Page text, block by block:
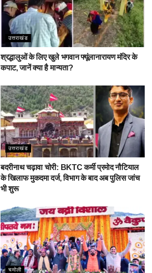
उत्तराखंड
श्रद्धालुओं के लिए खुले भगवान फ्यूंलानारायण मंदिर के
कपाट, जानें क्या है मान्यता?
उत्तराखंड
बदरीनाथ चढ़ावा चोरी: BKTC कर्मी प्रमोद नौटियाल
के खिलाफ मुकदमा दर्ज, विभाग के बाद अब पुलिस जांच
भी शुरू
चमोली